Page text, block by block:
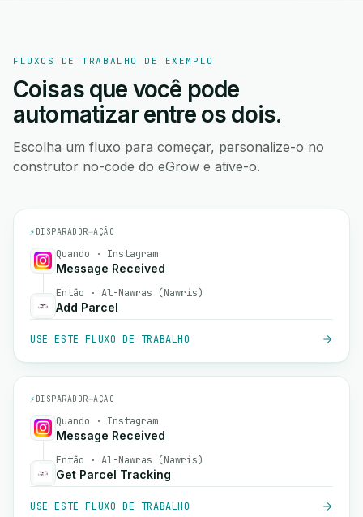
FLUXOS DE TRABALHO DE EXEMPLO
Coisas que você pode
automatizar entre os dois.
Escolha um fluxo para começar, personalize-o no
construtor no-code do eGrow e ative-o.
⚡ DISPARADOR→AÇÃO
Quando · Instagram
Message Received
Então · Al-Nawras (Nawris)
Add Parcel
USE ESTE FLUXO DE TRABALHO
⚡ DISPARADOR→AÇÃO
Quando · Instagram
Message Received
Então · Al-Nawras (Nawris)
Get Parcel Tracking
USE ESTE FLUXO DE TRABALHO